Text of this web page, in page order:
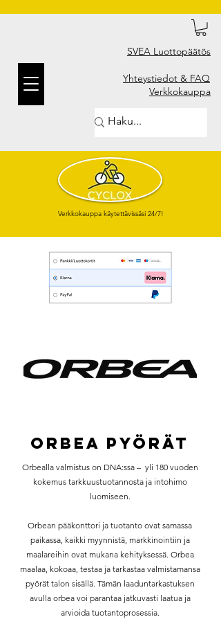
SVEA Luottopäätös
Yhteystiedot & FAQ
Verkkokauppa
Verkkokauppa käytettävissäsi 24/7!
orbea pyörät
Orbealla valmistus on DNA:ssa – yli 180 vuoden
kokemus tarkkuustuotannosta ja intohimo
luomiseen.
Orbean pääkonttori ja tuotanto ovat samassa
paikassa, kaikki myynnistä, markkinointiin ja
maalareihin ovat mukana kehityksessä. Orbea
maalaa, kokoaa, testaa ja tarkastaa valmistamansa
pyörät talon sisällä. Tämän laaduntarkastuksen
avulla orbea voi parantaa jatkuvasti laatua ja
arvioida tuotantoprosessia.